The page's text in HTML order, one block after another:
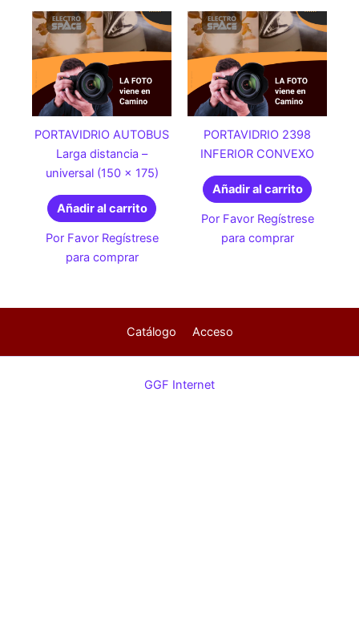
PORTAVIDRIO AUTOBUS
Larga distancia –
universal (150 x 175)
Añadir al carrito
Por Favor Regístrese
para comprar
PORTAVIDRIO 2398
INFERIOR CONVEXO
Añadir al carrito
Por Favor Regístrese
para comprar
Catálogo Acceso
GGF Internet